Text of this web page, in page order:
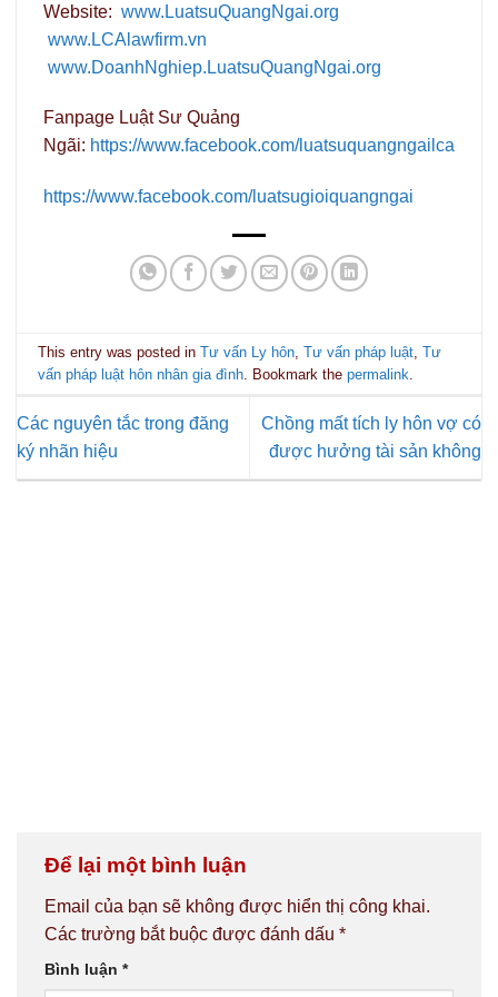
Website: www.LuatsuQuangNgai.org
www.LCAlawfirm.vn
www.DoanhNghiep.LuatsuQuangNgai.org
Fanpage Luật Sư Quảng
Ngãi: https://www.facebook.com/luatsuquangngailca
https://www.facebook.com/luatsugioiquangngai
This entry was posted inTư vấn Ly hôn ,Tư vấn pháp luật ,Tư
vấn pháp luật hôn nhân gia đình . Bookmark thepermalink
Các nguyên tắc trong đăng
ký nhãn hiệu
Chồng mất tích ly hôn vợ có
được hưởng tài sản không
Để lại một bình luận
Email của bạn sẽ không được hiển thị công khai.
Các trường bắt buộc được đánh dấu *
Bình luận *